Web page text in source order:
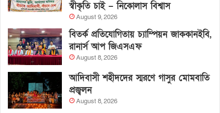
স্বীকৃতি চাই – নিকোলাস বিশ্বাস
August 9, 2026
বিতর্ক প্রতিযোগিতায় চ্যাম্পিয়ন জাককানইবি,
রানার্স আপ জিএসএফ
August 8, 2026
আদিবাসী শহীদদের স্মরণে গাসুর মোমবাতি
প্রজ্বলন
August 8, 2026